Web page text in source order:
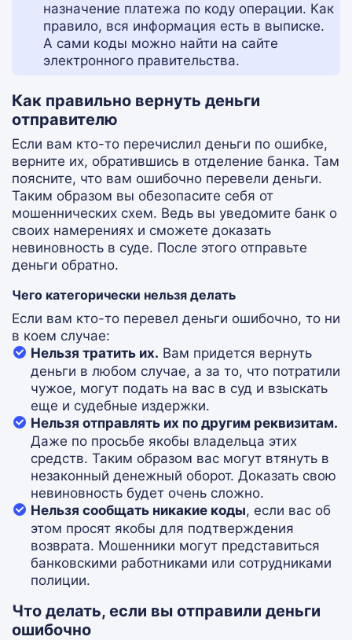
назначение платежа по коду операции. Как
правило, вся информация есть в выписке.
А сами коды можно найти на сайте
электронного правительства.
Как правильно вернуть деньги
отправителю
Если вам кто-то перечислил деньги по ошибке,
верните их, обратившись в отделение банка. Там
поясните, что вам ошибочно перевели деньги.
Таким образом вы обезопасите себя от
мошеннических схем. Ведь вы уведомите банк о
своих намерениях и сможете доказать
невиновность в суде. После этого отправьте
деньги обратно.
Чего категорически нельзя делать
Если вам кто-то перевел деньги ошибочно, то ни
в коем случае:
Нельзя тратить их. Вам придется вернуть
деньги в любом случае, а за то, что потратили
чужое, могут подать на вас в суд и взыскать
еще и судебные издержки.
Нельзя отправлять их по другим реквизитам.
Даже по просьбе якобы владельца этих
средств. Таким образом вас могут втянуть в
незаконный денежный оборот. Доказать свою
невиновность будет очень сложно.
Нельзя сообщать никакие коды, если вас об
этом просят якобы для подтверждения
возврата. Мошенники могут представиться
банковскими работниками или сотрудниками
полиции.
Что делать, если вы отправили деньги
ошибочно